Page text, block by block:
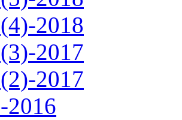
2018
2017
2017